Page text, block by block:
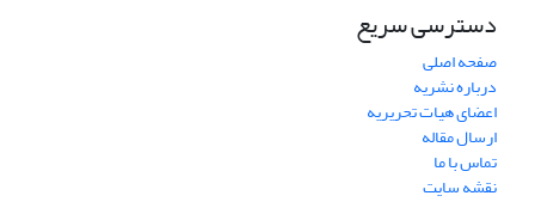
دسترسی سریع
صفحه اصلی
درباره نشریه
اعضای هیات تحریریه
ارسال مقاله
تماس با ما
نقشه سایت